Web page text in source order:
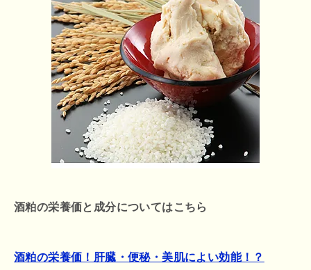
酒粕の栄養価と成分についてはこちら
酒粕の栄養価！肝臓・便秘・美肌によい効能！？